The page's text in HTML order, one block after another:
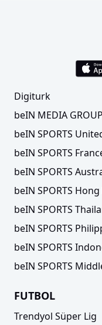
Digiturk
beIN MEDIA GROUP
beIN SPORTS
beIN SPORTS
beIN SPORTS
beIN SPORTS
beIN SPORTS
beIN SPORTS
beIN SPORTS
beIN SPORTS
FUTBOL
Trendyol Süper Lig